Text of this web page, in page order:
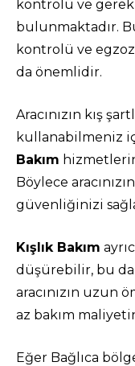
kontrolü ve
bulunmaktadır.
kontrolü ve
da önemlidir.
Aracınızın kış
kullanabilmeniz
Bakım
Böylece
güvenliğinizi
Kışlık Bakım
düşürebilir, bu da
aracınızın uzun
az bakım
Eğer Bağlıca